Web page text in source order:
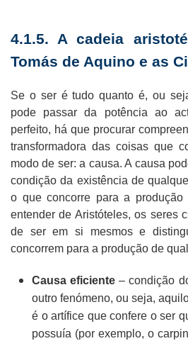
4.1.5. A cadeia
Tomás de Aquino e as
Se o ser é tudo quanto é, ou
pode passar da potência ao
perfeito, há que procurar
transformadora das coisas que
modo de ser: a causa. A causa
condição da existência de
o que concorre para a
entender de Aristóteles, os seres
de ser em si mesmos e
concorrem para a produção de
Causa eficiente – condição
outro fenómeno, ou seja,
é o artífice que confere o ser
possuía (por exemplo, o